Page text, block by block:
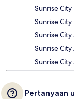
Sunrise
Sunrise City
Sunrise
Sunrise
Sunrise
Pertanyaan